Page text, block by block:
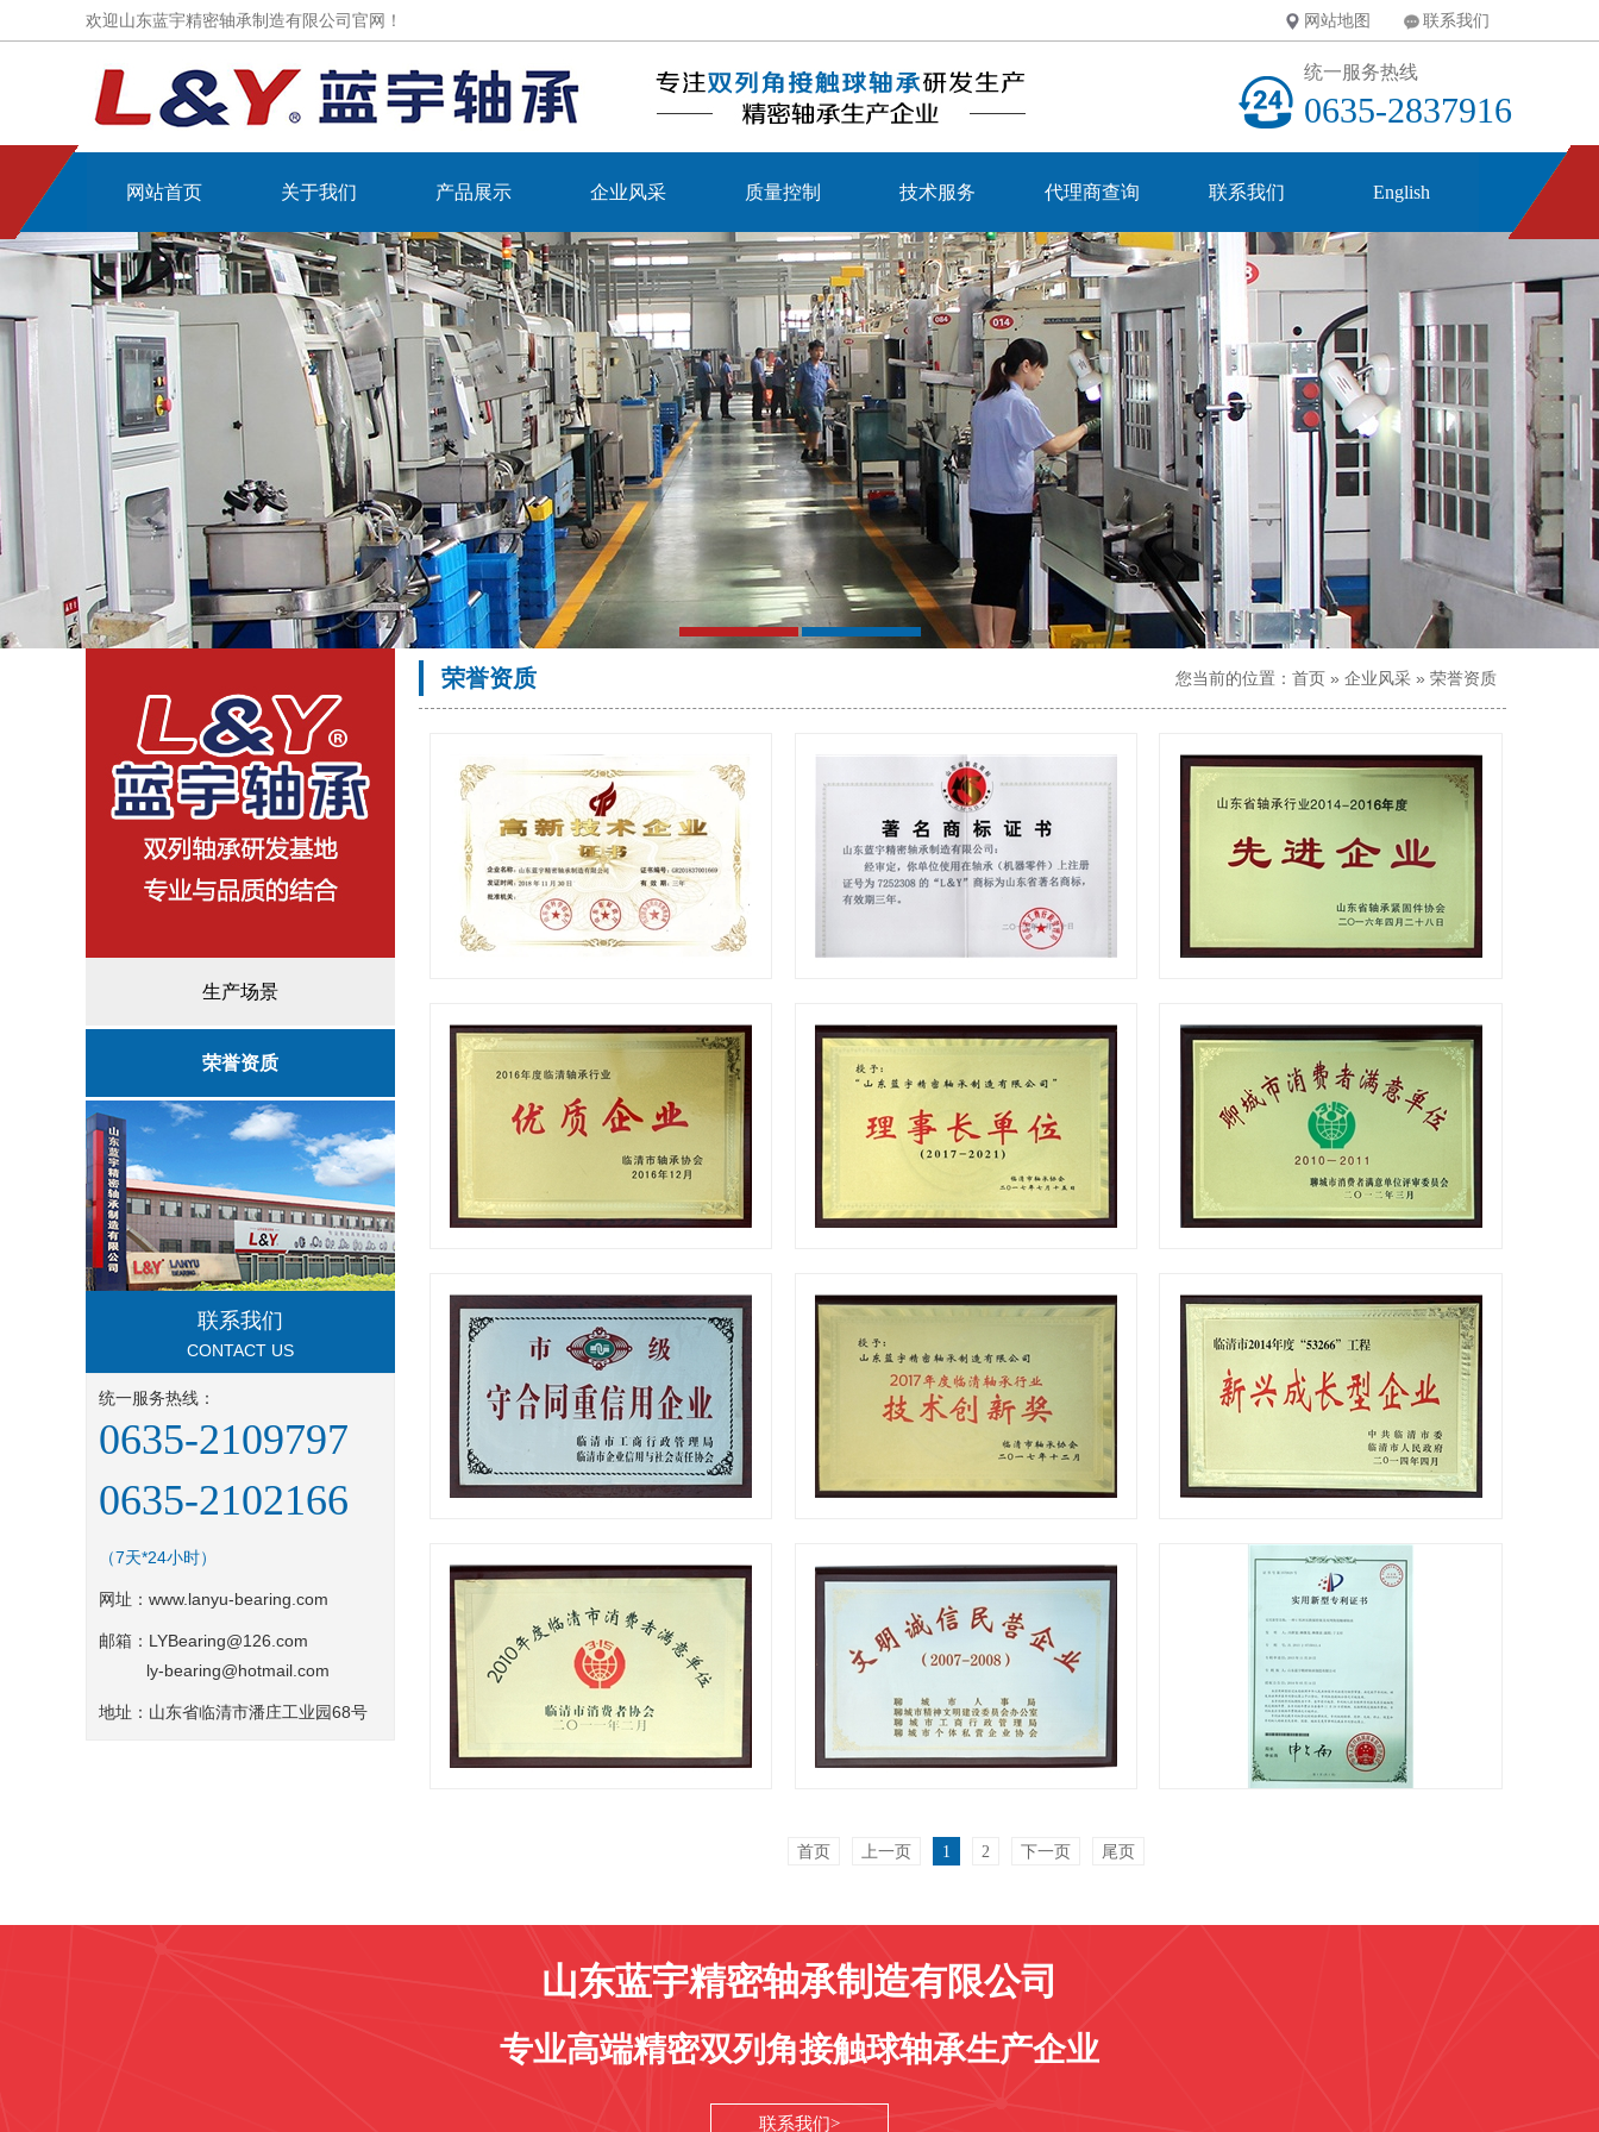
欢迎山东蓝宇精密轴承制造有限公司官网！ 网站地图 联系我们
统一服务热线
0635-2837916
网站首页 关于我们 产品展示 企业风采 质量控制 技术服务 代理商查询 联系我们 English
生产场景
荣誉资质
联系我们
CONTACT US
统一服务热线：
0635-2109797
0635-2102166
（7天*24小时）
网址： www.lanyu-bearing.com
邮箱：LYBearing@126.com
ly-bearing@hotmail.com
地址：山东省临清市潘庄工业园68号
荣誉资质 您当前的位置： 首页 » 企业风采 » 荣誉资质
新兴成长企业
首页 上一页 1 2 下一页 尾页
山东蓝宇精密轴承制造有限公司
专业高端精密双列角接触球轴承生产企业
联系我们